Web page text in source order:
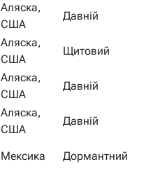
Аляска,
США
Давній
Аляска,
США
Щитовий
Аляска,
США
Давній
Аляска,
США
Давній
Мексика
Дормантний